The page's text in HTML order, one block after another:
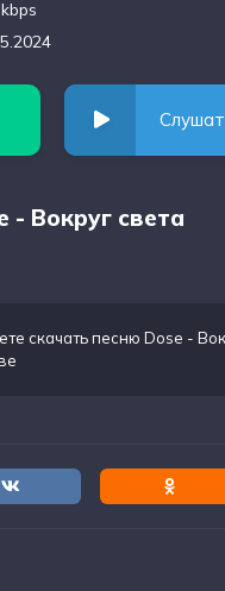
- Вокруг света
скачать песню Dose -